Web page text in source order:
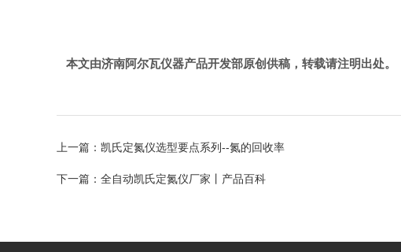
本文由济南阿尔瓦仪器产品开发部原创供稿，转载请注明出处。
上一篇： 凯氏定氮仪选型要点系列--氮的回收率
下一篇： 全自动凯氏定氮仪厂家丨产品百科